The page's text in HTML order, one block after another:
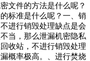
文件的方法是什么呢？
标准是什么呢？一、销
进行销毁处理缺点是会
当，那么泄漏机密隐私
收站，不进行销毁处理
概率极高。、进行焚烧